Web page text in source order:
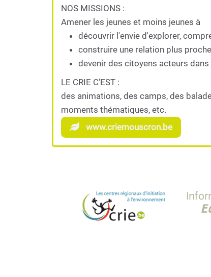
NOS MISSIONS :
Amener les jeunes et moins jeunes à
découvrir l'envie d'explorer,
construire une relation plus
devenir des citoyens acteurs
LE CRIE C'EST :
des animations, des camps, des
moments thématiques, etc.
www.criemouscron.be